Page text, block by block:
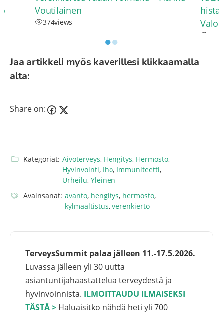
Voutilainen
374views
165
●●
Jaa artikkeli myös kaverillesi klikkaamalla
alta:
Share on:
Kategoriat: Aivoterveys, Hengitys, Hermosto,
Hyvinvointi, Iho, Immuniteetti,
Urheilu, Yleinen
Avainsanat: avanto, hengitys, hermosto,
kylmäaltistus, verenkierto
TerveysSummit palaa jälleen 11.-17.5.2026.
Luvassa jälleen yli 30 uutta
asiantuntijahaastattelua terveydestä ja
hyvinvoinnista. ILMOITTAUDU ILMAISEKSI
TÄSTÄ > Haluaisitko nähdä heti yli 700